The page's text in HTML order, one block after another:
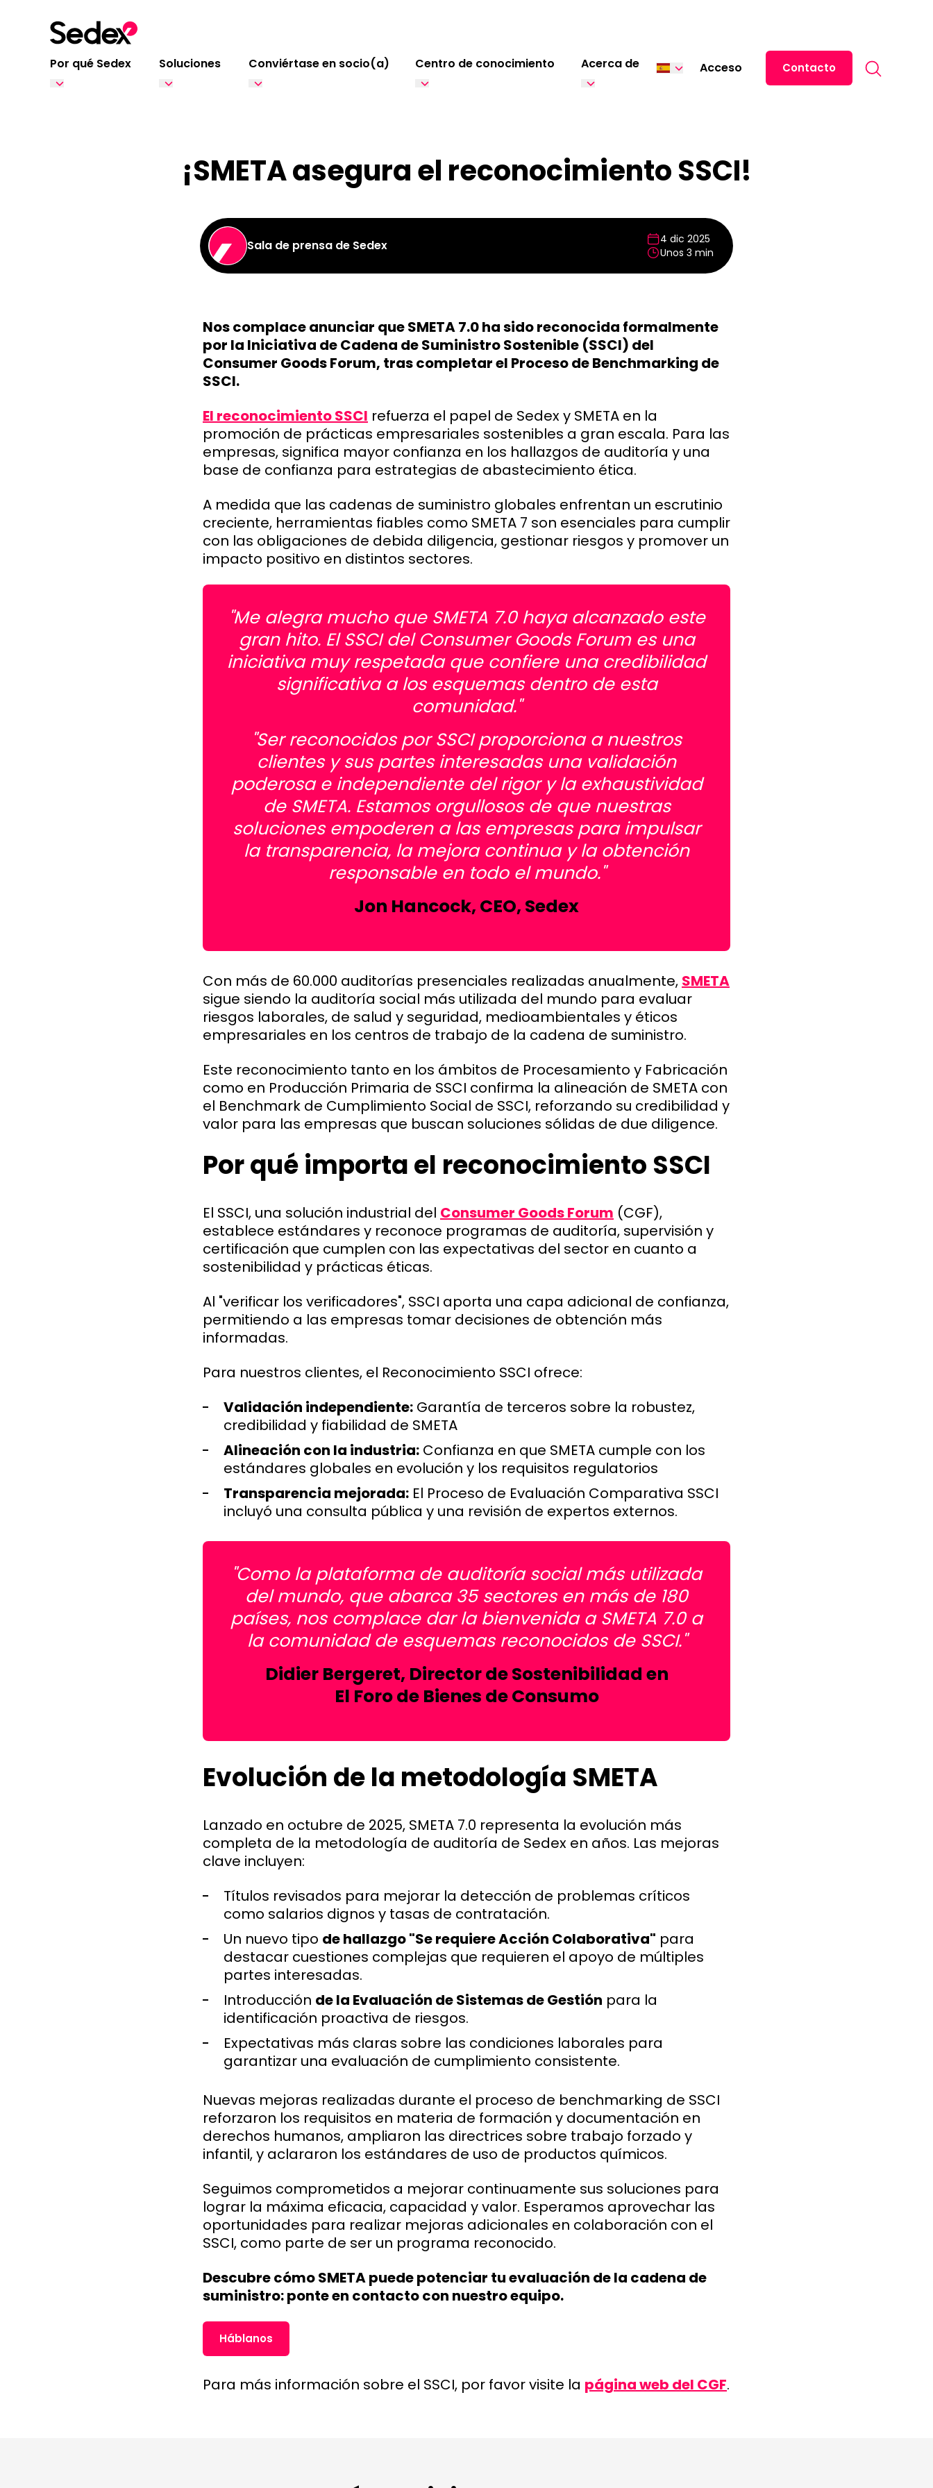
Por qué Sedex
Soluciones Conviértase en socio(a) Centro de conocimiento Acerca de Acceso
ไทย
Italiano
Deutsch
Contacto
¡SMETA asegura el reconocimiento SSCI!
Sala de prensa de Sedex
4 dic 2025
Unos 3 min
Nos complace anunciar que SMETA 7.0 ha sido reconocida formalmente
por la Iniciativa de Cadena de Suministro Sostenible (SSCI) del
Consumer Goods Forum, tras completar el Proceso de Benchmarking de
SSCI.
El reconocimiento SSCI refuerza el papel de Sedex y SMETA en la
promoción de prácticas empresariales sostenibles a gran escala. Para las
empresas, significa mayor confianza en los hallazgos de auditoría y una
base de confianza para estrategias de abastecimiento ética.
A medida que las cadenas de suministro globales enfrentan un escrutinio
creciente, herramientas fiables como SMETA 7 son esenciales para cumplir
con las obligaciones de debida diligencia, gestionar riesgos y promover un
impacto positivo en distintos sectores.
"Me alegra mucho que SMETA 7.0 haya alcanzado este
gran hito. El SSCI del Consumer Goods Forum es una
iniciativa muy respetada que confiere una credibilidad
significativa a los esquemas dentro de esta
comunidad."
"Ser reconocidos por SSCI proporciona a nuestros
clientes y sus partes interesadas una validación
poderosa e independiente del rigor y la exhaustividad
de SMETA. Estamos orgullosos de que nuestras
soluciones empoderen a las empresas para impulsar
la transparencia, la mejora continua y la obtención
responsable en todo el mundo."
Jon Hancock, CEO, Sedex
Con más de 60.000 auditorías presenciales realizadas anualmente, SMETA
sigue siendo la auditoría social más utilizada del mundo para evaluar
riesgos laborales, de salud y seguridad, medioambientales y éticos
empresariales en los centros de trabajo de la cadena de suministro.
Este reconocimiento tanto en los ámbitos de Procesamiento y Fabricación
como en Producción Primaria de SSCI confirma la alineación de SMETA con
el Benchmark de Cumplimiento Social de SSCI, reforzando su credibilidad y
valor para las empresas que buscan soluciones sólidas de due diligence.
Por qué importa el reconocimiento SSCI
El SSCI, una solución industrial del Consumer Goods Forum (CGF),
establece estándares y reconoce programas de auditoría, supervisión y
certificación que cumplen con las expectativas del sector en cuanto a
sostenibilidad y prácticas éticas.
Al "verificar los verificadores", SSCI aporta una capa adicional de confianza,
permitiendo a las empresas tomar decisiones de obtención más
informadas.
Para nuestros clientes, el Reconocimiento SSCI ofrece:
Validación independiente: Garantía de terceros sobre la robustez,
credibilidad y fiabilidad de SMETA
Alineación con la industria: Confianza en que SMETA cumple con los
estándares globales en evolución y los requisitos regulatorios
Transparencia mejorada: El Proceso de Evaluación Comparativa SSCI
incluyó una consulta pública y una revisión de expertos externos.
"Como la plataforma de auditoría social más utilizada
del mundo, que abarca 35 sectores en más de 180
países, nos complace dar la bienvenida a SMETA 7.0 a
la comunidad de esquemas reconocidos de SSCI."
Didier Bergeret, Director de Sostenibilidad en
El Foro de Bienes de Consumo
Evolución de la metodología SMETA
Lanzado en octubre de 2025, SMETA 7.0 representa la evolución más
completa de la metodología de auditoría de Sedex en años. Las mejoras
clave incluyen:
Títulos revisados para mejorar la detección de problemas críticos
como salarios dignos y tasas de contratación.
Un nuevo tipo de hallazgo "Se requiere Acción Colaborativa" para
destacar cuestiones complejas que requieren el apoyo de múltiples
partes interesadas.
Introducción de la Evaluación de Sistemas de Gestión para la
identificación proactiva de riesgos.
Expectativas más claras sobre las condiciones laborales para
garantizar una evaluación de cumplimiento consistente.
Nuevas mejoras realizadas durante el proceso de benchmarking de SSCI
reforzaron los requisitos en materia de formación y documentación en
derechos humanos, ampliaron las directrices sobre trabajo forzado y
infantil, y aclararon los estándares de uso de productos químicos.
Seguimos comprometidos a mejorar continuamente sus soluciones para
lograr la máxima eficacia, capacidad y valor. Esperamos aprovechar las
oportunidades para realizar mejoras adicionales en colaboración con el
SSCI, como parte de ser un programa reconocido.
Descubre cómo SMETA puede potenciar tu evaluación de la cadena de
suministro: ponte en contacto con nuestro equipo.
Háblanos
Para más información sobre el SSCI, por favor visite la página web del CGF.